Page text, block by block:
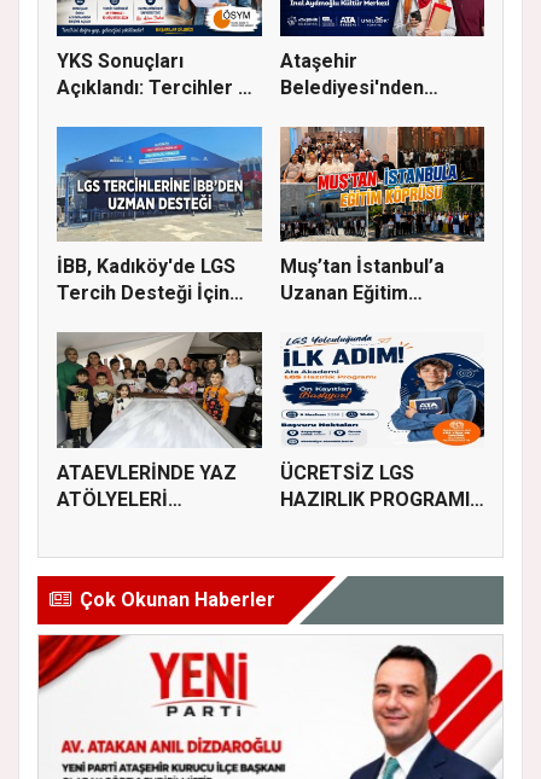
YKS Sonuçları
Açıklandı: Tercihler 29
Ataşehir
Belediyesi'nden
İBB, Kadıköy'de LGS
Tercih Desteği İçin
Muş’tan İstanbul’a
Uzanan Eğitim
ATAEVLERİNDE YAZ
ATÖLYELERİ
ÜCRETSİZ LGS
HAZIRLIK PROGRAMI
Çok Okunan Haberler